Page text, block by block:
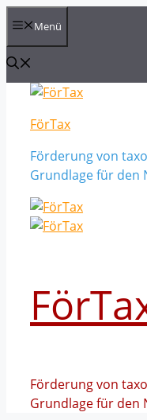
Inhalt
springen
Menü
FörTax
Förderung von
Grundlage für den
Förderung von
Grundlage für den